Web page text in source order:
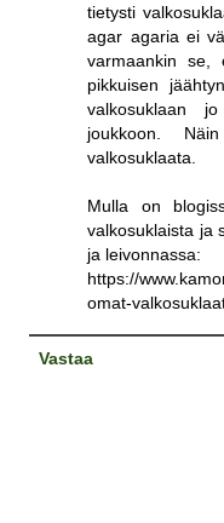
tietysti
agar agaria ei
varmaankin
pikkuisen
valkosuklaan
joukkoon.
valkosuklaata.
Mulla on
valkosuklaista ja
ja leivonnassa:
https://
omat-
Vastaa